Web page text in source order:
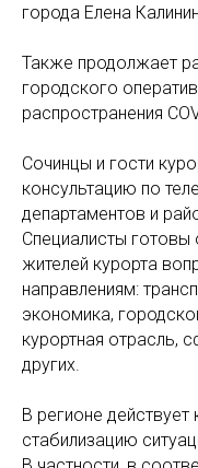
города Елена
Также продолжает
городского
распространения
Сочинцы и гости
консультацию по
департаментов и
Специалисты готовы
жителей курорта
направлениям:
экономика,
курортная отрасль,
других.
В регионе
стабилизацию